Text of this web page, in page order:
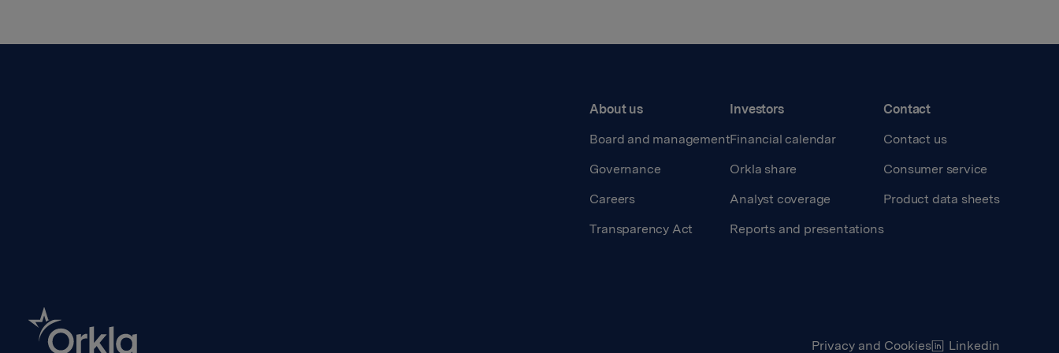
About us
Board and management
Governance
Careers
Transparency Act
Investors
Financial calendar
Orkla share
Analyst coverage
Reports and presentations
Contact
Contact us
Consumer service
Product data sheets
Privacy and Cookies Linkedin